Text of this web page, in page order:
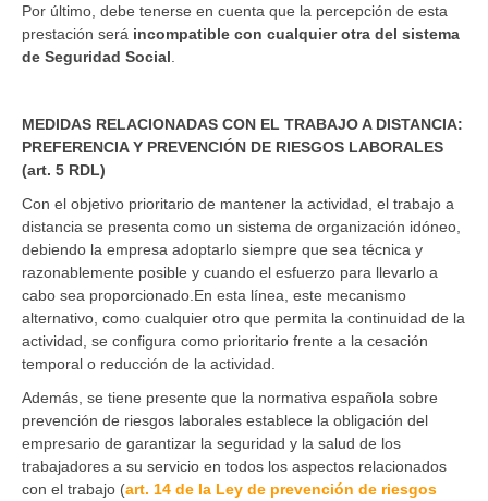
Por último, debe tenerse en cuenta que la percepción de esta
prestación será incompatible con cualquier otra del sistema
de Seguridad Social
MEDIDAS RELACIONADAS CON EL TRABAJO A DISTANCIA:
PREFERENCIA Y PREVENCIÓN DE RIESGOS LABORALES
(art. 5 RDL)
Con el objetivo prioritario de mantener la actividad, el trabajo a
distancia se presenta como un sistema de organización idóneo,
debiendo la empresa adoptarlo siempre que sea técnica y
razonablemente posible y cuando el esfuerzo para llevarlo a
cabo sea proporcionado.En esta línea, este mecanismo
alternativo, como cualquier otro que permita la continuidad de la
actividad, se configura como prioritario frente a la cesación
temporal o reducción de la actividad.
Además, se tiene presente que la normativa española sobre
prevención de riesgos laborales establece la obligación del
empresario de garantizar la seguridad y la salud de los
trabajadores a su servicio en todos los aspectos relacionados
con el trabajo (art. 14 de la Ley de prevención de riesgos